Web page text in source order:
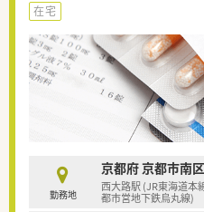
在宅
勤務地
京都府 京都市南区
西大路駅 (JR東海道本
都市営地下鉄烏丸線)